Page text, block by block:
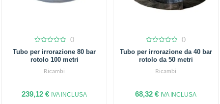
out
of
0
Tubo per irrorazione 80 bar
rotolo 100 metri
Ricambi
239,12 € IVA INCLUSA
out
of
0
Tubo per irrorazione da 40 bar
rotolo da 50 metri
Ricambi
68,32 € IVA INCLUSA